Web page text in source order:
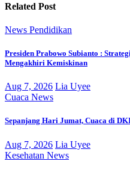
Related Post
News Pendidikan
Presiden Prabowo Subianto :
Mengakhiri Kemiskinan
Aug 7, 2026 Lia Uyee
Cuaca News
Sepanjang Hari Jumat, Cuaca di
Aug 7, 2026 Lia Uyee
Kesehatan News